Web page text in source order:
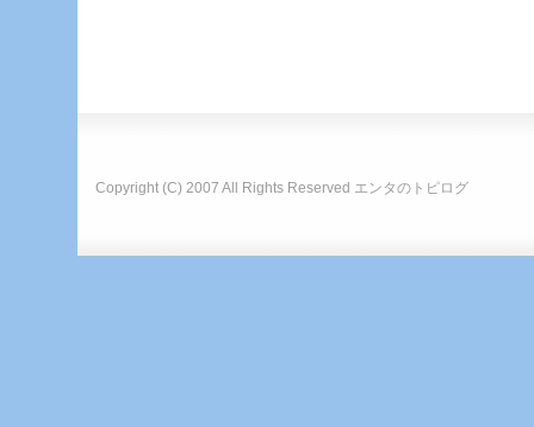
Copyright (C) 2007 All Rights Reserved エンタのトピログ